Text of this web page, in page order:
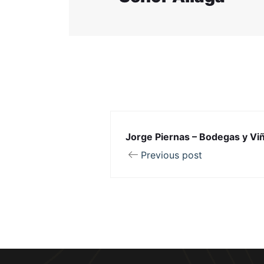
Jorge Piernas – Bodegas y
Previous post